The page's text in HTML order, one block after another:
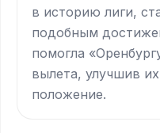
в историю лиги,
подобным
помогла
вылета, улучшив
положение.